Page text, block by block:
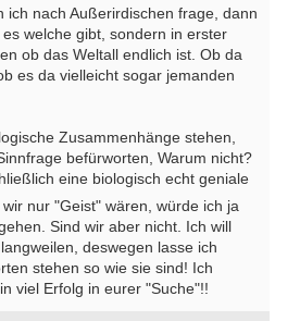
ich nach Außerirdischen frage, dann
welche gibt, sondern in erster
ob das Weltall endlich ist. Ob da
es da vielleicht sogar jemanden
Zusammenhänge stehen,
befürworten, Warum nicht?
eine biologisch echt geniale
nur "Geist" wären, würde ich ja
Sind wir aber nicht. Ich will
deswegen lasse ich
stehen so wie sie sind! Ich
viel Erfolg in eurer "Suche"!!